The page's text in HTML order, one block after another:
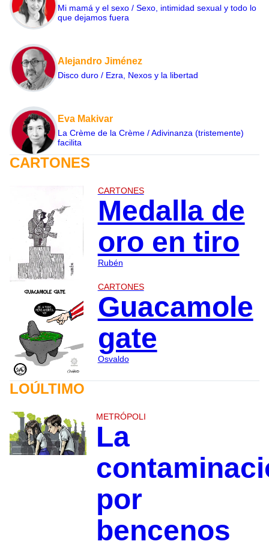
Mi mamá y el sexo / Sexo, intimidad sexual y todo lo
que dejamos fuera
Alejandro Jiménez
Disco duro / Ezra, Nexos y la libertad
Eva Makivar
La Crème de la Crème / Adivinanza (tristemente)
facilita
CARTONES
CARTONES
Medalla de
oro en tiro
Rubén
CARTONES
Guacamole
gate
Osvaldo
LOÚLTIMO
METRÓPOLI
La
por
bencenos